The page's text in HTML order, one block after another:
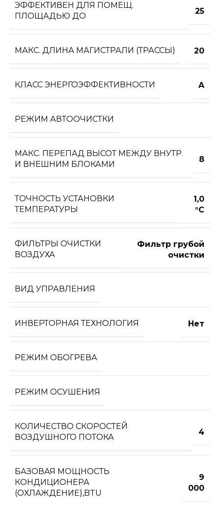
ЭФФЕКТИВЕН ДЛЯ ПОМЕЩ.
ПЛОЩАДЬЮ ДО
25
МАКС. ДЛИНА МАГИСТРАЛИ (ТРАССЫ) 20
КЛАСС ЭНЕРГОЭФФЕКТИВНОСТИ A
РЕЖИМ АВТООЧИСТКИ
МАКС. ПЕРЕПАД ВЫСОТ МЕЖДУ ВНУТР.
И ВНЕШНИМ БЛОКАМИ
8
ТОЧНОСТЬ УСТАНОВКИ
ТЕМПЕРАТУРЫ
1,0
°С
ФИЛЬТРЫ ОЧИСТКИ
ВОЗДУХА
Фильтр грубой
очистки
ВИД УПРАВЛЕНИЯ
ИНВЕРТОРНАЯ ТЕХНОЛОГИЯ Нет
РЕЖИМ ОБОГРЕВА
РЕЖИМ ОСУШЕНИЯ
КОЛИЧЕСТВО СКОРОСТЕЙ
ВОЗДУШНОГО ПОТОКА
4
БАЗОВАЯ МОЩНОСТЬ
КОНДИЦИОНЕРА
(ОХЛАЖДЕНИЕ),BTU
9
000